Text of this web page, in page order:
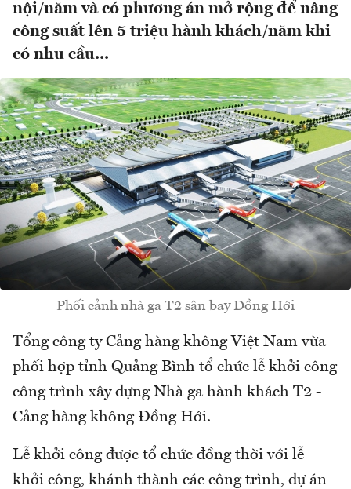
nội/năm và có phương án mở rộng để nâng
công suất lên 5 triệu hành khách/năm khi
có nhu cầu...
Phối cảnh nhà ga T2 sân bay Đồng Hới
Tổng công ty Cảng hàng không Việt Nam vừa
phối hợp tỉnh Quảng Bình tổ chức lễ khởi công
công trình xây dựng Nhà ga hành khách T2 -
Cảng hàng không Đồng Hới.
Lễ khởi công được tổ chức đồng thời với lễ
khởi công, khánh thành các công trình, dự án